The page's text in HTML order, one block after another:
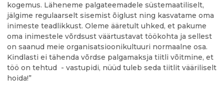
kogemus. Läheneme palgateemadele süstemaatiliselt,
jälgime regulaarselt sisemist õiglust ning kasvatame oma
inimeste teadlikkust. Oleme ääretult uhked, et pakume
oma inimestele võrdsust väärtustavat töökohta ja sellest
on saanud meie organisatsioonikultuuri normaalne osa.
Kindlasti ei tähenda võrdse palgamaksja tiitli võitmine, et
töö on tehtud - vastupidi, nüüd tuleb seda tiitlit vääriliselt
hoida!”